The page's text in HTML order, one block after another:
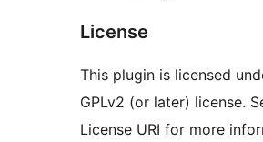
License
This plugin is licensed
GPLv2 (or later) license.
License URI for more